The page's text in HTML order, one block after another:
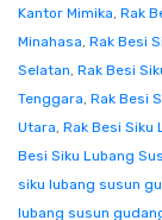
Kantor Mimika, Rak
Minahasa, Rak Besi
Selatan, Rak Besi
Tenggara, Rak Besi
Utara, Rak Besi Siku
Besi Siku Lubang
siku lubang susun
lubang susun